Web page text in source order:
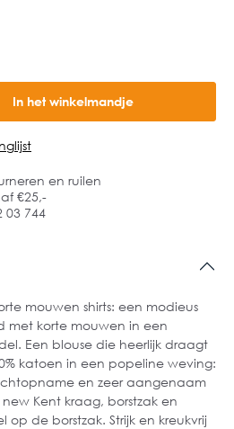
In het winkelmandje
en ruilen
€25,-
03 744
mouwen shirts: een modieus
met korte mouwen in een
Een blouse die heerlijk draagt
katoen in een popeline weving:
en zeer aangenaam
Kent kraag, borstzak en
op de borstzak. Strijk en kreukvrij